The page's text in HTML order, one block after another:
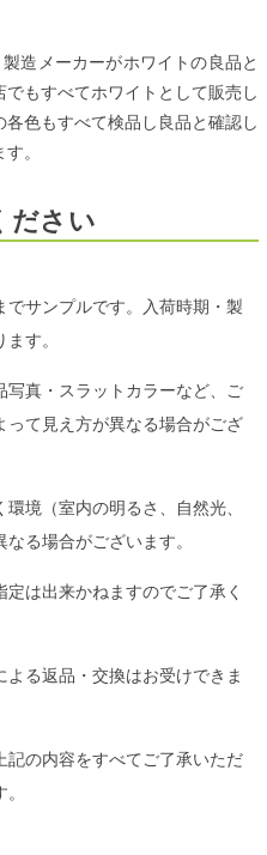
造メーカーがホワイトの良品と
もすべてホワイトとして販売し
色もすべて検品し良品と確認し
。
ださい
でサンプルです。入荷時期・製
す。
写真・スラットカラーなど、ご
て見え方が異なる場合がござ
境（室内の明るさ、自然光、
る場合がございます。
は出来かねますのでご了承く
よる返品・交換はお受けできま
記の内容をすべてご了承いただ